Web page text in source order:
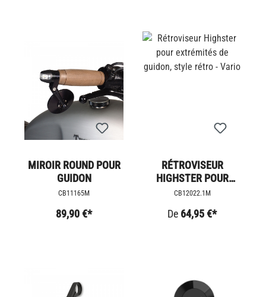
MIROIR ROUND POUR
GUIDON
CB11165M
89,90 €*
RÉTROVISEUR
HIGHSTER POUR
EXTRÉMITÉS DE
RÉTRO - VARIO
CB12022.1M
De 64,95 €*